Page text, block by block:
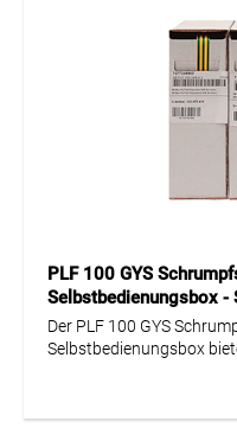
PLF 100 GYS
Selbstbedienungsbox -
Der PLF 100 GYS
Selbstbedienungsbox
Schrumpfschläuchen.
Nutzung des Schlauchs